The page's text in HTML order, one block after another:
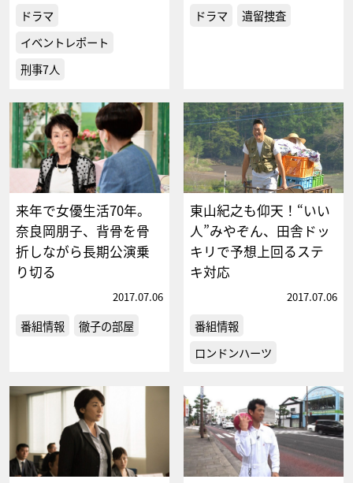
ドラマ
イベントレポート
刑事7人
ドラマ 遺留捜査
来年で女優生活70年。
奈良岡朋子、背骨を骨
折しながら長期公演乗
り切る
2017.07.06
番組情報 徹子の部屋
東山紀之も仰天！“いい
人”みやぞん、田舎ドッ
キリで予想上回るステ
キ対応
2017.07.06
番組情報
ロンドンハーツ